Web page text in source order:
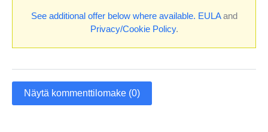
See additional offer below where available. EULAand
Privacy/Cookie Policy.
Näytä kommenttilomake (0)